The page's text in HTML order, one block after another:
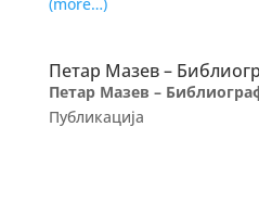
Петар Мазев –
Петар Мазев –
Публикација